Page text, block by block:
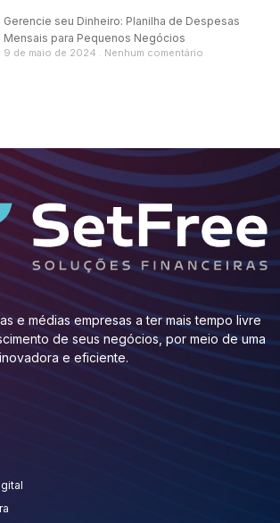
Gerencie seu Dinheiro: Planilha de Despesas
Mensais para Pequenos Negócios
9 de maio de 2024 Nenhum comentário
e médias empresas a ter mais tempo livre
de seus negócios, por meio de uma
e eficiente.